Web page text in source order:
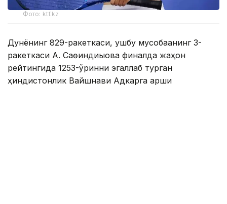
Фото: ktf.kz
Дунёнинг 829-ракеткаси, ушбу мусобақанинг 3-
ракеткаси А. Саөиндиыова финалда жаҳон
рейтингида 1253-ўринни эгаллаб турган
ҳиндистонлик Вайшнави Адкарга қарши